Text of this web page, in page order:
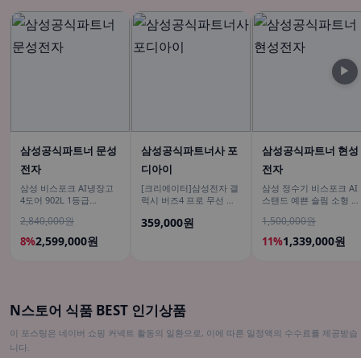
삼성공식파트너 문성
전자
삼성 비스포크 AI냉장고
4도어 902L 1등급
화이트 푸드쇼케이스
2,840,000원
8%2,599,000원
삼성공식파트너사 포
디아이
[크리에이터]삼성전자 갤
럭시 버즈4 프로 무선 블
R640N
359,000원
삼성공식파트너 현성
전자
삼성 정수기 비스포크 AI
스탠드 예쁜 슬림 소형 일
커피정수기
1,500,000원
11%1,339,000원
▶
N스토어 식품 BEST 인기상품
이 포스팅은 네이버 쇼핑 커넥트 활동의 일환으로, 이에 따른 일정액의 수수료를 제공받습
니다.